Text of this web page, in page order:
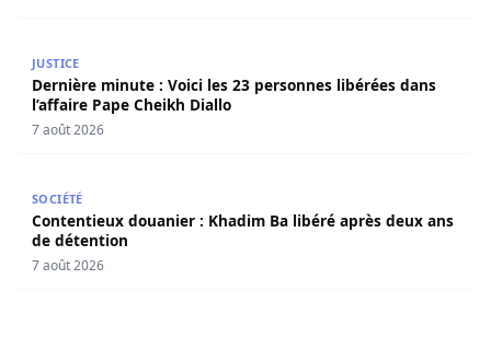
JUSTICE
Dernière minute : Voici les 23 personnes libérées dans
l’affaire Pape Cheikh Diallo
7 août 2026
SOCIÉTÉ
Contentieux douanier : Khadim Ba libéré après deux ans
de détention
7 août 2026